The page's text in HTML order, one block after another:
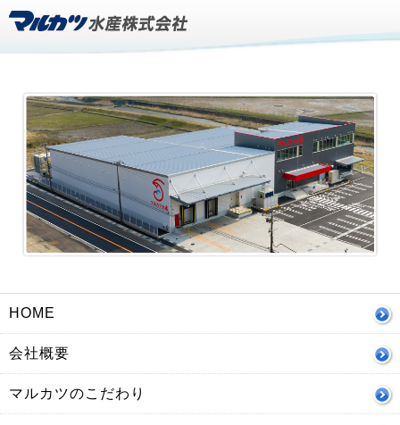
HOME
会社概要
マルカツのこだわり